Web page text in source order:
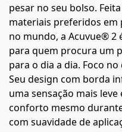
pesar no seu bolso.
materiais preferidos em
no mundo, a Acuvue® 2
para quem procura um
para o dia a dia. Foco
Seu design com borda
uma sensação mais
conforto mesmo
com suavidade de